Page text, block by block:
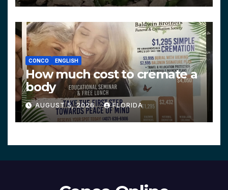
CONCO ENGLISH
How much cost to cremate a
body
AUGUST 5, 2026 FLORIDA